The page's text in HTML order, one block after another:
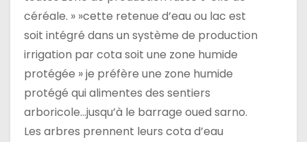
céréale. » »cette retenue d’eau ou lac est
soit intégré dans un système de production
irrigation par cota soit une zone humide
protégée » je préfère une zone humide
protégé qui alimentes des sentiers
arboricole…jusqu’à le barrage oued sarno.
Les arbres prennent leurs cota d’eau